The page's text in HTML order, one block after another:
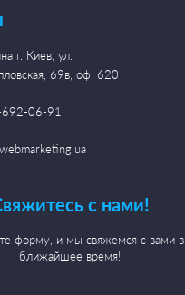
г. Киев, ул.
69в, оф. 620
692-06-91
с нами!
форму, и мы свяжемся с вами в
ближайшее время!